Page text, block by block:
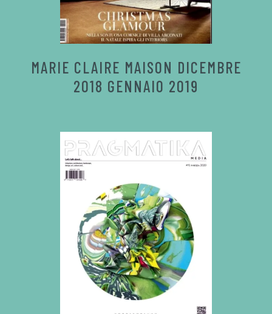
MARIE CLAIRE MAISON DICEMBRE
2018 GENNAIO 2019